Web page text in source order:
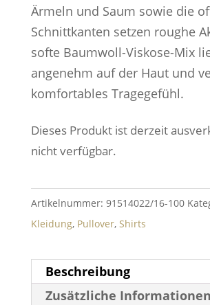
Ärmeln und Saum sowie die
Schnittkanten setzen roughe
softe Baumwoll-Viskose-Mix
angenehm auf der Haut und
komfortables Tragegefühl.
Dieses Produkt ist derzeit
nicht verfügbar.
Artikelnummer: 91514022/16-100
Kleidung, Pullover, Shirts
Beschreibung
Zusätzliche Informationen